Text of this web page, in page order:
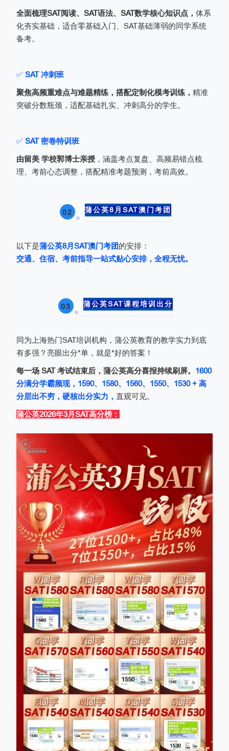
全面梳理SAT阅读、SAT语法、SAT数学核心知识点， 体系
化夯实基础，适合零基础入门、SAT基础薄弱的同学系统
备考。
✅ SAT 冲刺班
聚焦高频重难点与难题精练，搭配定制化模考训练， 精准
突破分数瓶颈，适配基础扎实、冲刺高分的学生。
✅ SAT 密卷特训班
由留美 学校郭博士亲授 ，涵盖考点复盘、高频易错点梳
理、考前心态调整，搭配精准考题预测，考前高效。
02 蒲公英8月SAT澳门考团
以下是蒲公英8月SAT澳门考团的安排：
交通、住宿、考前指导一站式贴心安排，全程无忧。
03 蒲公英SAT课程培训出分
同为上海热门SAT培训机构，蒲公英教育的教学实力到底
有多强？亮眼出分*单，就是*好的答案！
每一场 SAT 考试结束后，蒲公英高分喜报持续刷屏。 1600
分满分学霸频现，1590、1580、1560、1550、1530 + 高
分层出不穷，硬核出分实力， 直观可见。
蒲公英2026年3月SAT高分榜：